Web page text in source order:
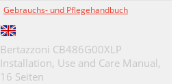
Gebrauchs- und Pflegehandbuch
Bertazzoni CB486G00XLP
Installation, Use and Care Manual,
16 Seiten